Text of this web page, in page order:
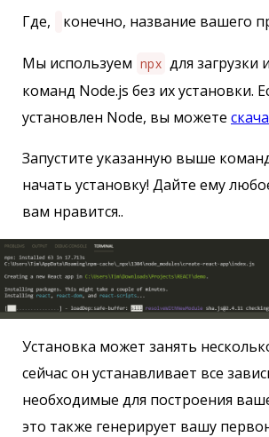
Где, конечно, название вашего
Мы используем npx для загрузки
команд Node.js без их установки.
установлен Node, вы можете
Запустите указанную выше
начать установку! Дайте ему
вам нравится..
Установка может занять
сейчас он устанавливает все
необходимые для построения
это также генерирует вашу